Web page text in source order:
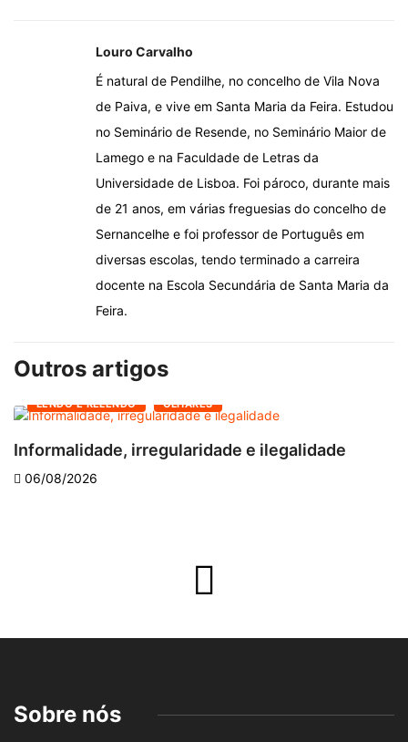
Louro Carvalho
É natural de Pendilhe, no concelho de Vila Nova
de Paiva, e vive em Santa Maria da Feira. Estudou
no Seminário de Resende, no Seminário Maior de
Lamego e na Faculdade de Letras da
Universidade de Lisboa. Foi pároco, durante mais
de 21 anos, em várias freguesias do concelho de
Sernancelhe e foi professor de Português em
diversas escolas, tendo terminado a carreira
docente na Escola Secundária de Santa Maria da
Feira.
Outros artigos
LENDO E RELENDO OLHARES
Informalidade, irregularidade e ilegalidade
06/08/2026
Sobre nós